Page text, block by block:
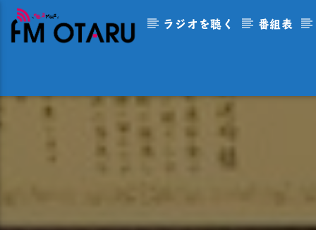
ラジオを聴く 番組表